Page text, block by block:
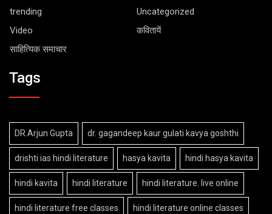
trending
Uncategorized
Video
कवितायें
साहित्यिक समाचार
Tags
DR.Arjun Gupta dr. gagandeep kaur gulati kavya goshthi
drishti ias hindi literature hasya kavita hindi hasya kavita
hindi kavita hindi literature hindi literature. live online
hindi literature free classes hindi literature online classes